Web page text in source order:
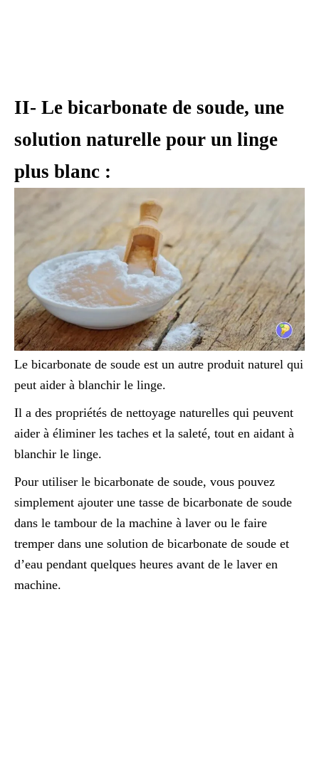
II- Le bicarbonate de soude, une
solution naturelle pour un linge
plus blanc :
Le bicarbonate de soude est un autre produit naturel qui
peut aider à blanchir le linge.
Il a des propriétés de nettoyage naturelles qui peuvent
aider à éliminer les taches et la saleté, tout en aidant à
blanchir le linge.
Pour utiliser le bicarbonate de soude, vous pouvez
simplement ajouter une tasse de bicarbonate de soude
dans le tambour de la machine à laver ou le faire
tremper dans une solution de bicarbonate de soude et
d’eau pendant quelques heures avant de le laver en
machine.